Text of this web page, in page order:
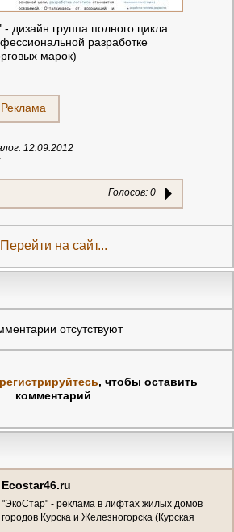
дизайн группа полного цикла
разработке
марок)
Реклама
12.09.2012
Голосов: 0
Перейти на сайт...
отсутствуют
, чтобы оставить
комментарий
Ecostar46.ru
"ЭкоСтар" - реклама в лифтах жилых домов
городов Курска и Железногорска (Курская